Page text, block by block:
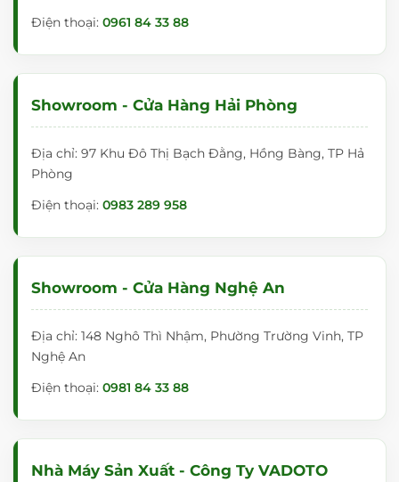
Điện thoại: 0961 84 33 88
Showroom - Cửa Hàng Hải Phòng
Địa chỉ: 97 Khu Đô Thị Bạch Đằng, Hồng Bàng, TP Hả
Phòng
Điện thoại: 0983 289 958
Showroom - Cửa Hàng Nghệ An
Địa chỉ: 148 Nghô Thì Nhậm, Phường Trường Vinh, TP
Nghệ An
Điện thoại: 0981 84 33 88
Nhà Máy Sản Xuất - Công Ty VADOTO